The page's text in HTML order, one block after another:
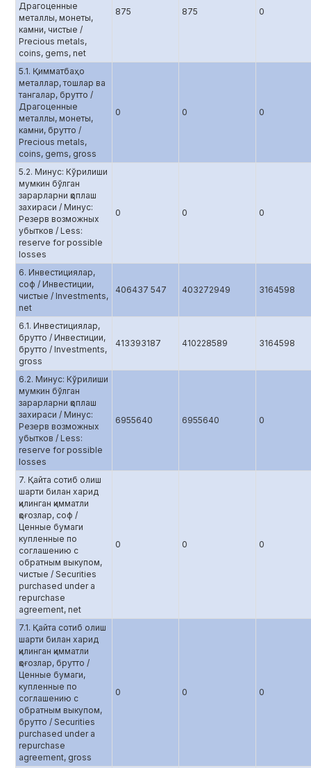
Драгоценные
металлы, монеты,
камни, чистые /
Precious metals,
coins, gems, net
875 875 0
5.1. Қимматбаҳо
металлар, тошлар ва
тангалар, брутто /
Драгоценные
металлы, монеты,
камни, брутто /
Precious metals,
coins, gems, gross
0 0 0
5.2. Минус: Кўрилиши
мумкин бўлган
зарарларни қоплаш
захираси / Минус:
Резерв возможных
убытков / Less:
reserve for possible
losses
0 0 0
6. Инвестициялар,
соф / Инвестиции,
чистые / Investments,
net
406437 547 403272949 3164598
6.1. Инвестициялар,
брутто / Инвестиции,
брутто / Investments,
gross
413393187 410228589 3164598
6.2. Минус: Кўрилиши
мумкин бўлган
зарарларни қоплаш
захираси / Минус:
Резерв возможных
убытков / Less:
reserve for possible
losses
6955640 6955640 0
7. Қайта сотиб олиш
шарти билан харид
қилинган қимматли
қоғозлар, соф /
Ценные бумаги
купленные по
соглашению c
обратным выкупом,
чистые / Securities
purchased under a
repurchase
agreement, net
0 0 0
7.1. Қайта сотиб олиш
шарти билан харид
қилинган қимматли
қоғозлар, брутто /
Ценные бумаги,
купленные по
соглашению с
обратным выкупом,
брутто / Securities
purchased under a
repurchase
agreement, gross
0 0 0